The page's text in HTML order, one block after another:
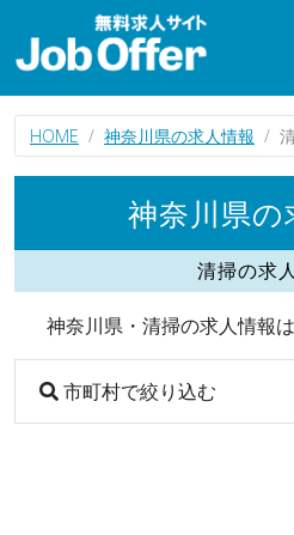
HOME 神奈川県の求人情報
神奈川県の
清掃の求
神奈川県・清掃の求人情報
市町村で絞り込む